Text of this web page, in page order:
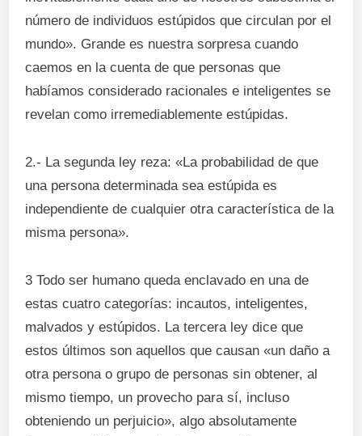
número de individuos estúpidos que circulan por el
mundo». Grande es nuestra sorpresa cuando
caemos en la cuenta de que personas que
habíamos considerado racionales e inteligentes se
revelan como irremediablemente estúpidas.
2.- La segunda ley reza: «La probabilidad de que
una persona determinada sea estúpida es
independiente de cualquier otra característica de la
misma persona».
3 Todo ser humano queda enclavado en una de
estas cuatro categorías: incautos, inteligentes,
malvados y estúpidos. La tercera ley dice que
estos últimos son aquellos que causan «un daño a
otra persona o grupo de personas sin obtener, al
mismo tiempo, un provecho para sí, incluso
obteniendo un perjuicio», algo absolutamente